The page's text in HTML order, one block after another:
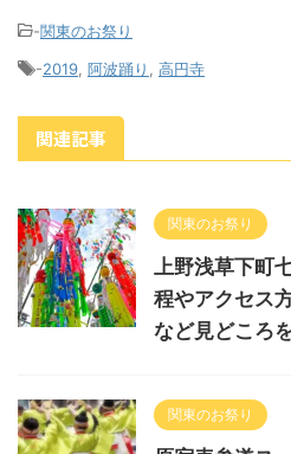
-関東のお祭り
-2019 阿波踊り 高円寺
関連記事
関東のお祭り
上野浅草下町
程やアクセス
など見どころ
関東のお祭り